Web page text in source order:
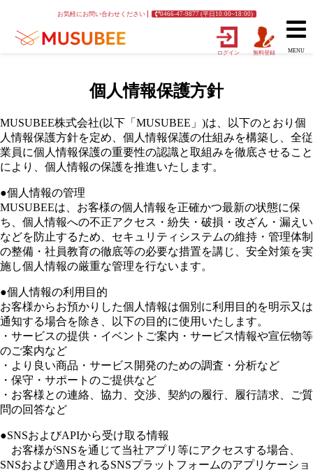
お気軽にお問い合わせください 0466-47-9877 (平日10:00~18:00)
ログイン 無料登録 MENU
個人情報保護方針
MUSUBEE株式会社(以下「MUSUBEE」)は、以下のとおり個
人情報保護方針を定め、個人情報保護の仕組みを構築し、全従
業員に個人情報保護の重要性の認識と取組みを徹底させること
により、個人情報の保護を推進いたします。
●個人情報の管理
MUSUBEEは、お客様の個人情報を正確かつ最新の状態に保
ち、個人情報への不正アクセス・紛失・破損・改ざん・漏えい
などを防止するため、セキュリティシステムの維持・管理体制
の整備・社員教育の徹底等の必要な措置を講じ、安全対策を実
施し個人情報の厳重な管理を行ないます。
●個人情報の利用目的
お客様からお預かりした個人情報は個別に利用目的を明示又は
通知する場合を除き、以下の目的に使用いたします。
・サービスの提供・イベントご案内・サービス情報や宣伝物等
のご案内など
・より良い商品・サービス開発のための調査・分析など
・保守・サポートのご提供など
・お客様との連絡、協力、交渉、契約の履行、履行請求、ご質
問の回答など
●SNSおよびAPIから受け取る情報
お客様がSNSを通じて当社アプリ等にアクセスする場合、
SNSおよび適用されるSNSプラットフォームのアプリケーショ